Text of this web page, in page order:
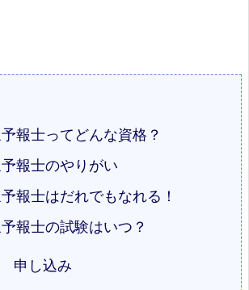
報士ってどんな資格？
報士のやりがい
報士はだれでもなれる！
報士の試験はいつ？
申し込み